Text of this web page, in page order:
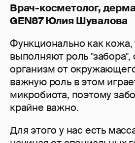
Врач-косметолог,
GEN87 Юлия Шувалова
Функционально как
выполняют роль "забора",
организм от
важную роль в этом
микробиота, поэтому
крайне важно.
Для этого у нас есть